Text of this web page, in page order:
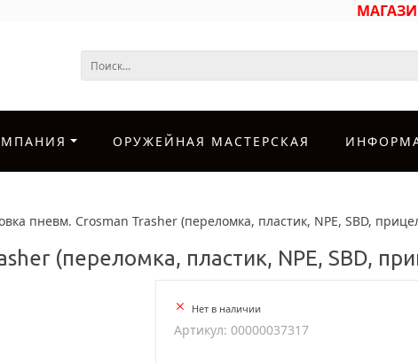
ОРУЖЕЙНАЯ МАСТЕРСКАЯ
пневм. Crosman Trasher (переломка, пластик, NPE, SBD,
(переломка, пластик, NPE, SBD,
Нет в наличии
Артикул: 00000037317